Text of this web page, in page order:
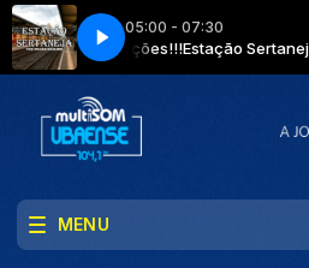
05:00 - 07:30
aglomerações!!! Estação Sertaneja
MENU